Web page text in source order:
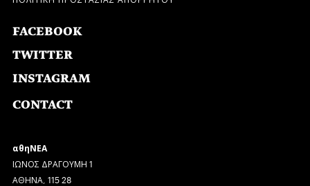
FACEBOOK
TWITTER
INSTAGRAM
CONTACT
αθηΝΕΑ
ΙΩΝΟΣ ΔΡΑΓΟΥΜΗ 1
ΑΘΗΝΑ, 115 28